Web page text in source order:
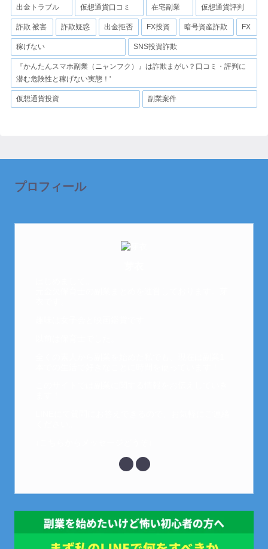
出金トラブル 仮想通貨口コミ 在宅副業 仮想通貨評判
詐欺 被害 詐欺疑惑 出金拒否 FX投資 暗号資産詐欺 FX
稼げない SNS投資詐欺
『かんたんスマホ副業（ニャンフク）』は詐欺まがい？口コミ・評判に
潜む危険性と稼げない実態！'
仮想通貨投資 副業案件
プロフィール